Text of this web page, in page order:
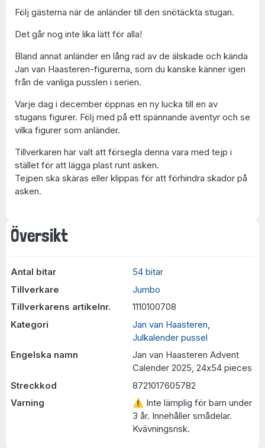
Översikt
Antal bitar
54 bitar
Tillverkare
Jumbo
Tillverkarens artikelnr.
1110100708
Kategori
Jan van Haasteren
Julkalender pussel
Engelska namn
Jan van Haasteren Advent
Calender 2025, 24x54 pieces
Streckkod
8721017605782
Varning
⚠ Inte lämplig för barn under
3 år. Innehåller smådelar.
Kvävningsrisk.
Följ gästerna när de anländer till den snötäckta stugan.
Det går nog inte lika lätt för alla!
Bland annat anländer en lång rad av de älskade och kända
Jan van Haasteren-figurerna, som du kanske känner igen
från de vanliga pusslen i serien.
Varje dag i december öppnas en ny lucka till en av
stugans figurer. Följ med på ett spännande äventyr och se
vilka figurer som anländer.
Tillverkaren har valt att försegla denna vara med tejp i
stället för att lägga plast runt asken.
Tejpen ska skäras eller klippas för att förhindra skador på
asken.